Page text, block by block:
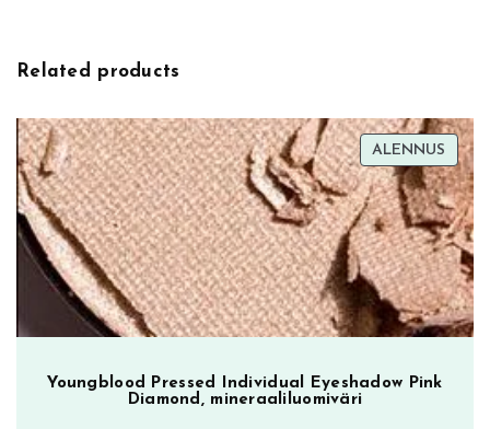
u
B
l
u
s
h
0
Related products
ALENNUS
Youngblood Pressed Individual Eyeshadow Pink
Diamond, mineraaliluomiväri